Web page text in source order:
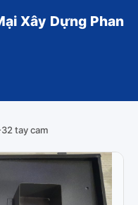
Xây Dựng Phan
tay cam